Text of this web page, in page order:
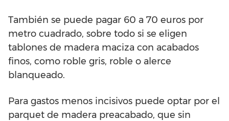
También se puede pagar 60 a 70 euros por
metro cuadrado, sobre todo si se eligen
tablones de madera maciza con acabados
finos, como roble gris, roble o alerce
blanqueado.
Para gastos menos incisivos puede optar por el
parquet de madera preacabado, que sin